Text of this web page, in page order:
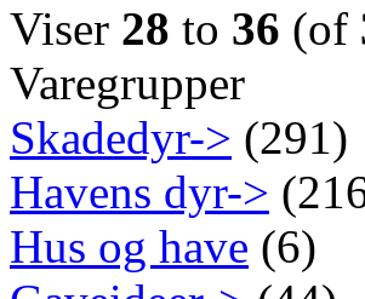
Viser 28 to 36 (of
Varegrupper
Skadedyr-> (291)
Havens dyr->
Hus og have (6)